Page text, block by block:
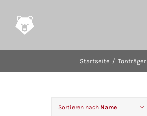
Inhalt
springen
Startseite Tonträger
Sortieren nach Name